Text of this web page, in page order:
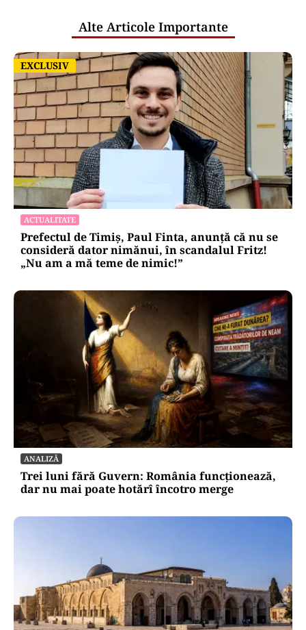
Alte Articole Importante
EXCLUSIV
EXCLUSIV
ACTUALITATE
Prefectul de Timiș, Paul Finta, anunță că nu se
consideră dator nimănui, în scandalul Fritz!
„Nu am a mă teme de nimic!”
ANALIZĂ
Trei luni fără Guvern: România funcționează,
dar nu mai poate hotărî încotro merge